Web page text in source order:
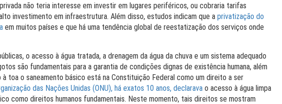
não teria interesse em investir em lugares periféricos, ou cobraria tarifas
investimento em infraestrutura. Além disso, estudos indicam que a privatização do
em muitos países e que há uma tendência global de reestatização dos serviços onde
o acesso à água tratada, a drenagem da água da chuva e um sistema adequado
são fundamentais para a garantia de condições dignas de existência humana, além
à toa o saneamento básico está na Constituição Federal como um direito a ser
das Nações Unidas (ONU), há exatos 10 anos, declarava o acesso à água limpa
como direitos humanos fundamentais. Neste momento, tais direitos se mostram